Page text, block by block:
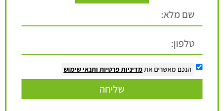
הנכם מאשרים את מדיניות פרטיות ותנאי שימוש
שליחה